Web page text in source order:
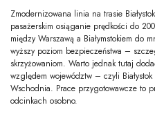
Zmodernizowana linia na trasie
pasażerskim osiąganie prędkości do
między Warszawą a Białymstokiem do
wyższy poziom bezpieczeństwa –
skrzyżowaniom. Warto jednak tutaj
względem województw – czyli
Wschodnia. Prace przygotowawcze to
odcinkach osobno.